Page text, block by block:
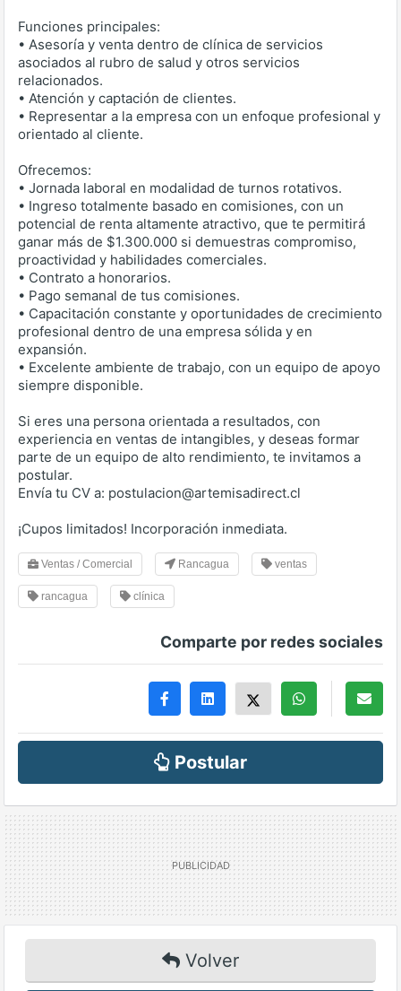
Funciones principales:
• Asesoría y venta dentro de clínica de servicios
asociados al rubro de salud y otros servicios
relacionados.
• Atención y captación de clientes.
• Representar a la empresa con un enfoque profesional y
orientado al cliente.
Ofrecemos:
• Jornada laboral en modalidad de turnos rotativos.
• Ingreso totalmente basado en comisiones, con un
potencial de renta altamente atractivo, que te permitirá
ganar más de $1.300.000 si demuestras compromiso,
proactividad y habilidades comerciales.
• Contrato a honorarios.
• Pago semanal de tus comisiones.
• Capacitación constante y oportunidades de crecimiento
profesional dentro de una empresa sólida y en
expansión.
• Excelente ambiente de trabajo, con un equipo de apoyo
siempre disponible.
Si eres una persona orientada a resultados, con
experiencia en ventas de intangibles, y deseas formar
parte de un equipo de alto rendimiento, te invitamos a
postular.
Envía tu CV a: postulacion@artemisadirect.cl
¡Cupos limitados! Incorporación inmediata.
Ventas / Comercial Rancagua ventas
rancagua clínica
Comparte por redes sociales
Postular
Volver